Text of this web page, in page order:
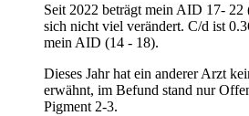
Seit 2022 beträgt mein AID 17-
sich nicht viel verändert. C/d ist
mein AID (14 - 18).
Dieses Jahr hat ein anderer Arzt
erwähnt, im Befund stand nur
Pigment 2-3.